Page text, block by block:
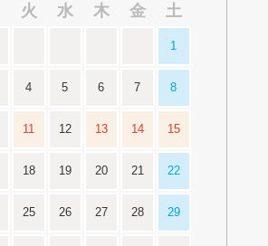
火 水 木 金 土
1
4 5 6 7 8
11 12 13 14 15
18 19 20 21 22
25 26 27 28 29